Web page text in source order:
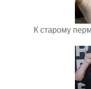
К старому